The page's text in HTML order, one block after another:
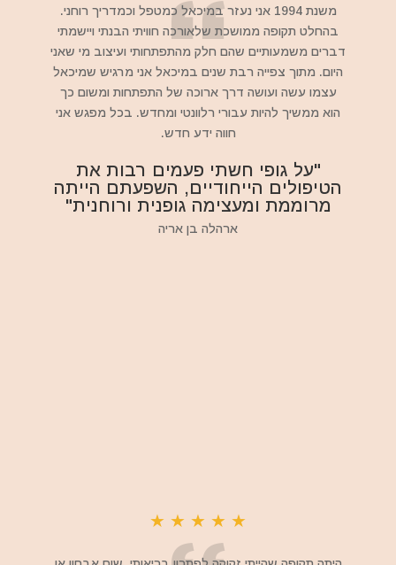
משנת 1994 אני נעזר במיכאל כמטפל וכמדריך רוחני.
בהחלט תקופה ממושכת שלאורכה חוויתי הבנתי ויישמתי
דברים משמעותיים שהם חלק מהתפתחותי ועיצוב מי שאני
היום. מתוך צפייה רבת שנים במיכאל אני מרגיש שמיכאל
עצמו עשה ועושה דרך ארוכה של התפתחות ומשום כך
הוא ממשיך להיות עבורי רלוונטי ומחדש. בכל מפגש אני
חווה ידע חדש.
"על גופי חשתי פעמים רבות את
הטיפולים הייחודיים, השפעתם הייתה
מרוממת ומעצימה גופנית ורוחנית"
ארהלה בן אריה
★
★
★
★
★